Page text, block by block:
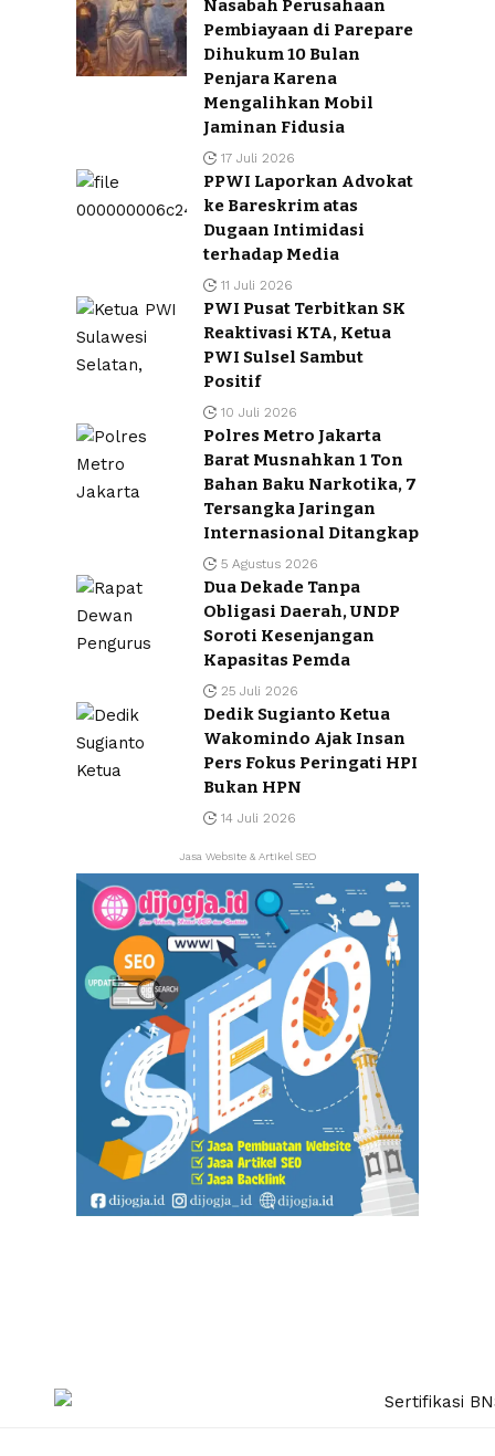
Nasabah Perusahaan
Pembiayaan di Parepare
Dihukum 10 Bulan
Penjara Karena
Mengalihkan Mobil
Jaminan Fidusia
17 Juli 2026
PPWI Laporkan Advokat
ke Bareskrim atas
Dugaan Intimidasi
terhadap Media
11 Juli 2026
PWI Pusat Terbitkan SK
Reaktivasi KTA, Ketua
PWI Sulsel Sambut
Positif
10 Juli 2026
Polres Metro Jakarta
Barat Musnahkan 1 Ton
Bahan Baku Narkotika, 7
Tersangka Jaringan
Internasional Ditangkap
5 Agustus 2026
Dua Dekade Tanpa
Obligasi Daerah, UNDP
Soroti Kesenjangan
Kapasitas Pemda
25 Juli 2026
Dedik Sugianto Ketua
Wakomindo Ajak Insan
Pers Fokus Peringati HPI
Bukan HPN
14 Juli 2026
Jasa Website & Artikel SEO